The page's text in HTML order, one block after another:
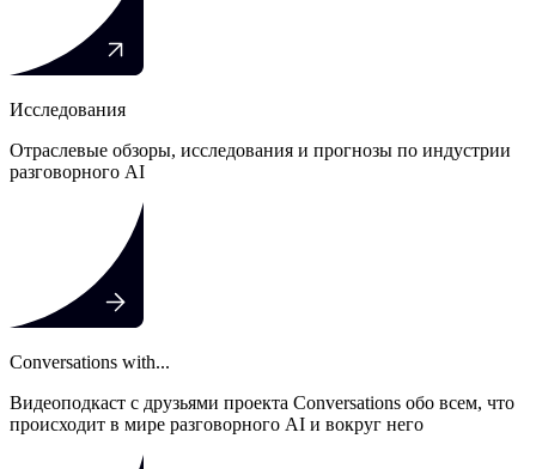
Исследования
Отраслевые обзоры, исследования и прогнозы по индустрии
разговорного AI
Сonversations with...
Видеоподкаст с друзьями проекта Conversations обо всем, что
происходит в мире разговорного AI и вокруг него